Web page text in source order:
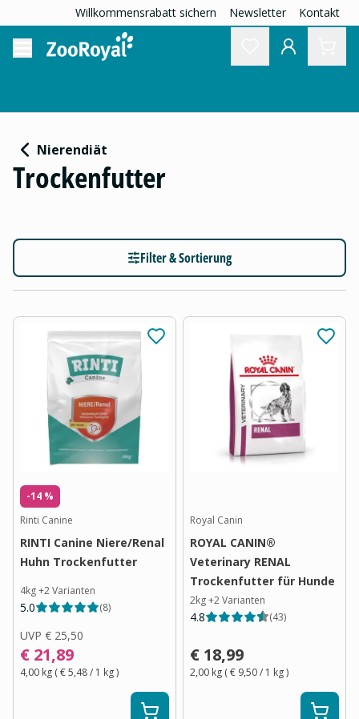
Willkommensrabatt sichern Newsletter Kontakt
Nierendiät
Trockenfutter
Filter & Sortierung
-14 %
Rinti Canine
RINTI Canine Niere/Renal
Huhn Trockenfutter
4kg+2Varianten
5.0 (8)
UVP € 25,50
€ 21,89
4,00 kg (€ 5,48/ 1 kg)
Royal Canin
ROYAL CANIN®
Veterinary RENAL
Trockenfutter für Hunde
2kg+2Varianten
4.8 (43)
€ 18,99
2,00 kg (€ 9,50/ 1 kg)